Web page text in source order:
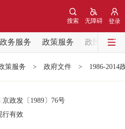
登录
无障碍
搜索
政务服务 政策服务
政民互动
中央精神
策服务 > 政府文件 > 1986-2014
京政发 〔1989〕 76号
行有效